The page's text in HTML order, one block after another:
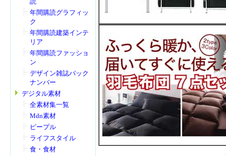
年間購読グラフィッ
ク
年間購読建築インテ
リア
年間購読ファッショ
ン
デザイン雑誌バック
ナンバー
デジタル素材
全素材集一覧
Mdn素材
ピープル
ライフスタイル
食・食材